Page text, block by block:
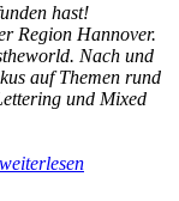
hast!
Region Hannover.
Nach und
auf Themen rund
und Mixed